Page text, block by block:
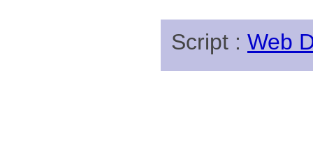
Script : Web